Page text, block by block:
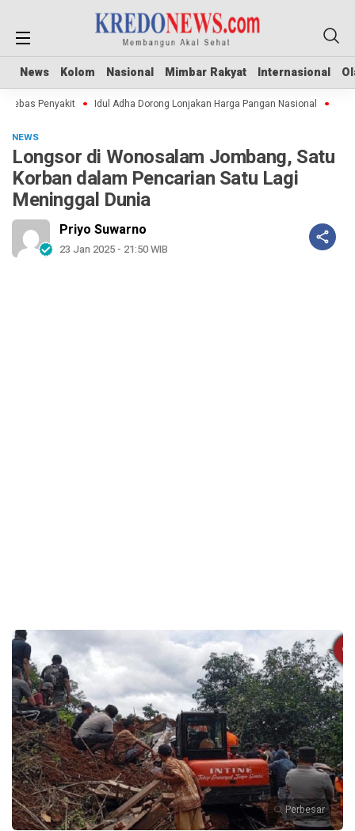
News Kolom Nasional Mimbar Rakyat Internasional
News Kolom Nasional Mimbar Rakyat Internasional
Penyakit Idul Adha Dorong Lonjakan Harga Pangan Nasional
NEWS
Longsor di Wonosalam Jombang, Satu
Korban dalam Pencarian Satu Lagi
Meninggal Dunia
Priyo Suwarno
23 Jan 2025 - 21:50 WIB
Perbesar